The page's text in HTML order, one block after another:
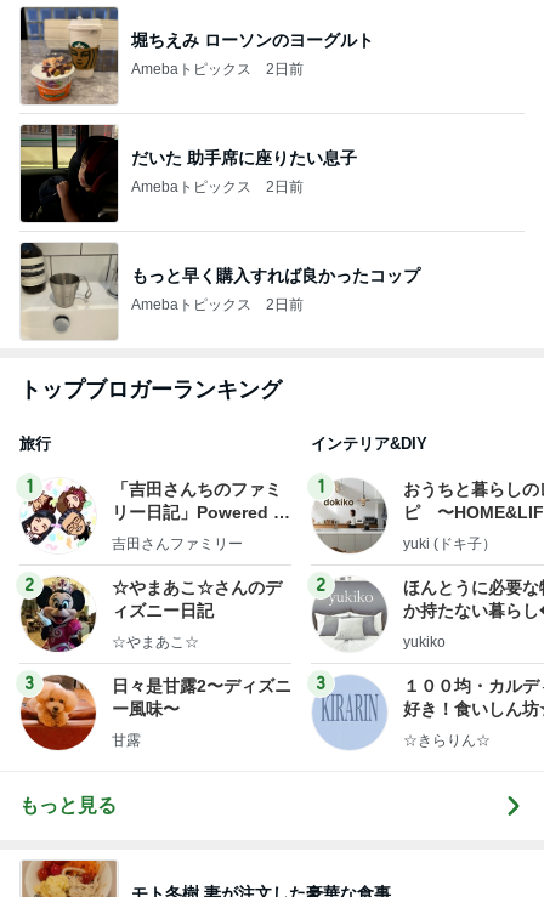
堀ちえみ ローソンのヨーグルト
Amebaトピックス 2日前
だいた 助手席に座りたい息子
Amebaトピックス 2日前
もっと早く購入すれば良かったコップ
Amebaトピックス 2日前
トップブロガーランキング
旅行
1
「吉田さんちのファミ
リー日記」Powered b
y Ameba 吉田さんファ
ミリーオフィシャルブ
ログ
吉田さんファミリー
2
☆やまあこ☆さんのデ
ィズニー日記
☆やまあこ☆
3
日々是甘露2〜ディズニ
ー風味〜
甘露
インテリア&DIY
1
おうちと暮らしの
ピ 〜
yuki (ドキ子）
2
ほんとうに必要な
か持たない暮ら
ep Life Simple◆
ンテリアのきろく
yukiko
3
１００均・カルデ
好き！食いしん
らりん☆のブログ
☆きらりん☆
もっと見る